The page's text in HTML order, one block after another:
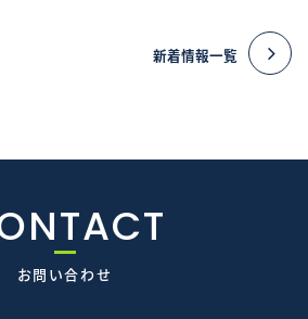
新着情報一覧
お問い合わせ